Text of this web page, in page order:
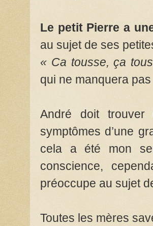
Le petit Pierre a
au sujet de ses
« Ca tousse, ça
qui ne manquera
André doit
symptômes d’une
cela a été mon
conscience,
préoccupe au sujet
Toutes les mères